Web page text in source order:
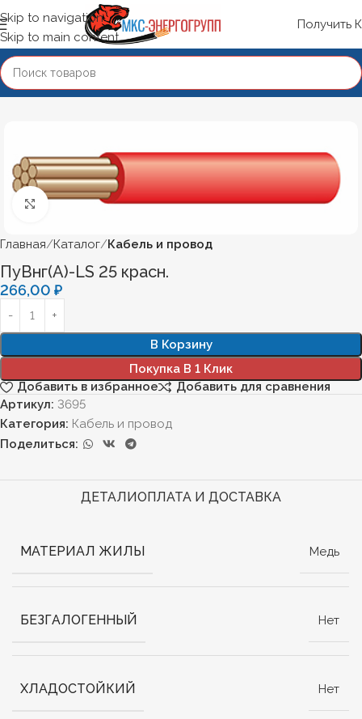
Skip to navigation
Skip to main content
Получить
Нажмите, чтобы увеличить
Главная Каталог Кабель и провод
ПуВнг(А)-LS 25 красн.
266,00 ₽
В Корзину
Покупка В 1 Клик
Добавить в избранное
Добавить для сравнения
Артикул: 3695
Категория: Кабель и провод
Поделиться:
ДЕТАЛИОПЛАТА И ДОСТАВКА
МАТЕРИАЛ ЖИЛЫ Медь
БЕЗГАЛОГЕННЫЙ Нет
ХЛАДОСТОЙКИЙ Нет